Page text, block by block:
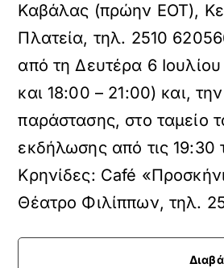
Καβάλας (πρώην ΕΟΤ),
Πλατεία, τηλ. 2510
από τη Δευτέρα 6
και 18:00 – 21:00) και,
παράστασης, στο ταμείο
εκδήλωσης από τις 19:30
Κρηνίδες: Café
Θέατρο Φιλίππων, τηλ.